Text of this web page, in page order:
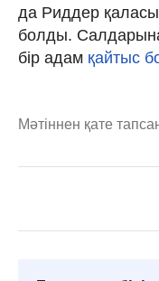
да Риддер
болды.
бір адам қайтыс
Мәтіннен қате